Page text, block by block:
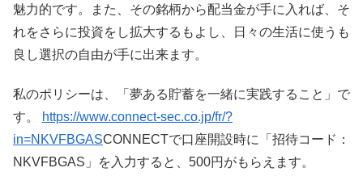
魅力的です。また、その銘柄から配当金が手に入れば、そ
れをさらに投資をし拡大するもよし、日々の生活に使うも
良し選択の自由が手に出来ます。
私のポリシーは、「夢ある貯蓄を一緒に実践すること」で
す。
https://www.connect-sec.co.jp/fr/?
in=NKVFBGASCONNECTで口座開設時に「招待コード：
NKVFBGAS」を入力すると、500円がもらえます。